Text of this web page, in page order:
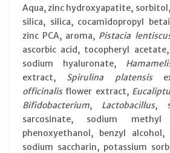
Aqua, zinc hydroxyapatite,
silica, silica, cocamidopropyl
zinc PCA, aroma, Pistacia
ascorbic acid, tocopheryl
sodium hyaluronate,
extract, Spirulina platensis
officinalisflower extract,
Bifidobacterium, Lactobacillus,
sarcosinate, sodium
phenoxyethanol, benzyl alcohol,
sodium saccharin, potassium